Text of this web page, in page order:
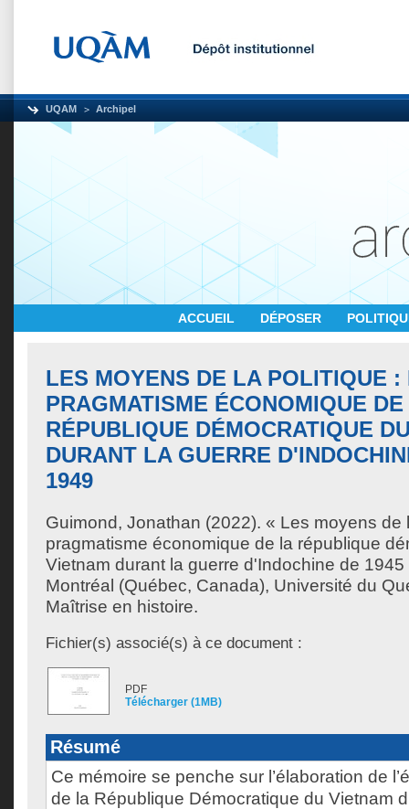
UQAM Archipel
ACCUEIL DÉPOSER
LES MOYENS DE LA POLITIQUE :
PRAGMATISME ÉCONOMIQUE
RÉPUBLIQUE DÉMOCRATIQUE
DURANT LA GUERRE
1949
Guimond, Jonathan (2022). « Les moyens de
pragmatisme économique de la république
Vietnam durant la guerre d'Indochine de
Montréal (Québec, Canada), Université du
Maîtrise en histoire.
Fichier(s) associé(s) à ce document :
PDF
Télécharger (1MB)
Résumé
Ce mémoire se penche sur l’élaboration de
de la République Démocratique du Vietnam